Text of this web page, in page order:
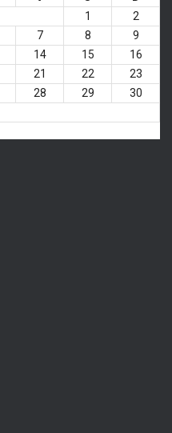
1
2
7 8
9
14 15
16
21 22
23
28 29
30